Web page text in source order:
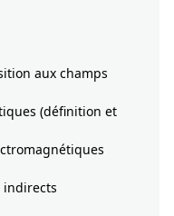
aux champs
(définition et
indirects